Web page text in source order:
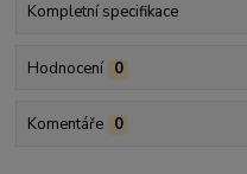
Kompletní specifikace
Hodnocení 0
Komentáře 0